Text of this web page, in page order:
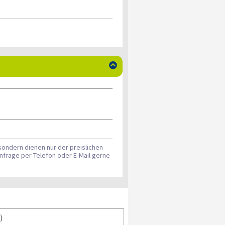

dienen nur der preislichen
per Telefon oder E-Mail gerne